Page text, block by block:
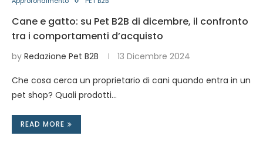
Cane e gatto: su Pet B2B di dicembre, il confronto
tra i comportamenti d’acquisto
by Redazione Pet B2B 13 Dicembre 2024
Che cosa cerca un proprietario di cani quando entra in un
pet shop? Quali prodotti…
READ MORE